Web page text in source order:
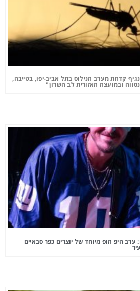
קדחת מערב הנילוס בתל אביב-יפו, בטייבה,
ובמועצה האזורית לב השרון"
היפ הופ מיוחד של יוצרים כפר סבאיים